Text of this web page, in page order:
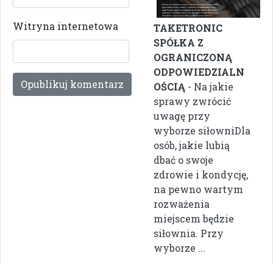
Witryna internetowa
TAKETRONIC
SPÓŁKA Z
OGRANICZONĄ
ODPOWIEDZIALN
OŚCIĄ - Na jakie
sprawy zwrócić
uwagę przy
wyborze siłowniDla
osób, jakie lubią
dbać o swoje
zdrowie i kondycję,
na pewno wartym
rozważenia
miejscem będzie
siłownia. Przy
wyborze ...